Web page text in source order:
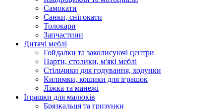
Самокати
Санки, снігокати
Толокари
Запчастини
Дитячі меблі
Гойдалки та заколисуючі центри
Парти, столики, м'які меблі
Стільчики для годування, ходунки
Килимки, кошики для іграшок
Ліжка та манежі
Іграшки для малюків
Брязкальця та гризунки